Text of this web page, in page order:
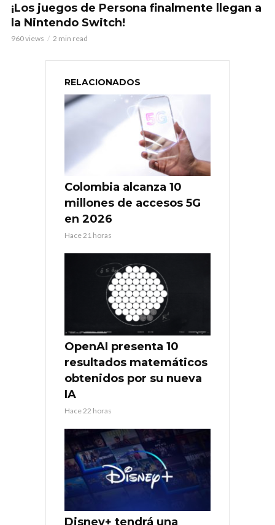
¡Los juegos de Persona finalmente llegan a
la Nintendo Switch!
960 views 2 min read
RELACIONADOS
Colombia alcanza 10
millones de accesos 5G
en 2026
Hace 21 horas
OpenAI presenta 10
resultados matemáticos
obtenidos por su nueva
IA
Hace 22 horas
Disney+ tendrá una